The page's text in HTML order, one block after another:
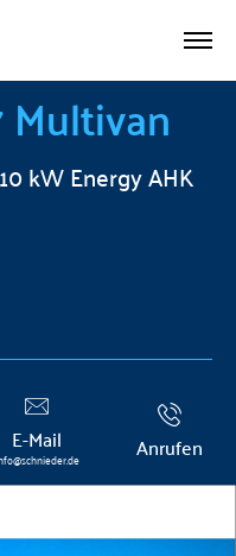
Multivan
kW Energy AHK
E-Mail Anrufen